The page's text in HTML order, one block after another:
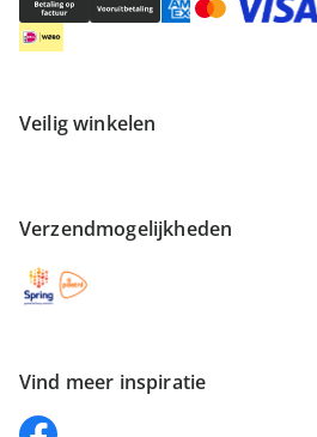
Veilig winkelen
Verzendmogelijkheden
Vind meer inspiratie